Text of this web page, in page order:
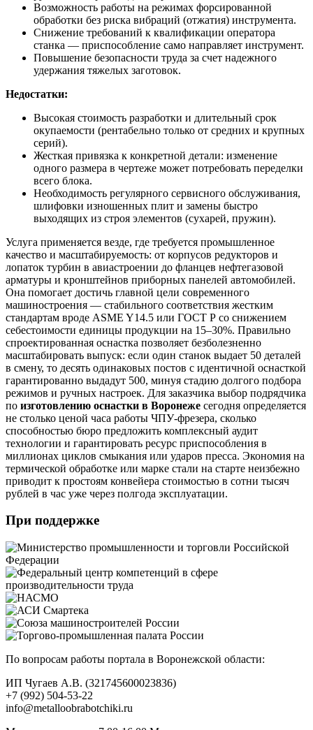
Возможность работы на режимах форсированной
обработки без риска вибраций (отжатия) инструмента.
Снижение требований к квалификации оператора
станка — приспособление само направляет инструмент.
Повышение безопасности труда за счет надежного
удержания тяжелых заготовок.
Недостатки:
Высокая стоимость разработки и длительный срок
окупаемости (рентабельно только от средних и крупных
серий).
Жесткая привязка к конкретной детали: изменение
одного размера в чертеже может потребовать переделки
всего блока.
Необходимость регулярного сервисного обслуживания,
шлифовки изношенных плит и замены быстро
выходящих из строя элементов (сухарей, пружин).
Услуга применяется везде, где требуется промышленное
качество и масштабируемость: от корпусов редукторов и
лопаток турбин в авиастроении до фланцев нефтегазовой
арматуры и кронштейнов приборных панелей автомобилей.
Она помогает достичь главной цели современного
машиностроения — стабильного соответствия жестким
стандартам вроде ASME Y14.5 или ГОСТ Р со снижением
себестоимости единицы продукции на 15–30%. Правильно
спроектированная оснастка позволяет безболезненно
масштабировать выпуск: если один станок выдает 50 деталей
в смену, то десять одинаковых постов с идентичной оснасткой
гарантированно выдадут 500, минуя стадию долгого подбора
режимов и ручных настроек. Для заказчика выбор подрядчика
по изготовлению оснастки в Воронеже сегодня определяется
не столько ценой часа работы ЧПУ-фрезера, сколько
способностью бюро предложить комплексный аудит
технологии и гарантировать ресурс приспособления в
миллионах циклов смыкания или ударов пресса. Экономия на
термической обработке или марке стали на старте неизбежно
приводит к простоям конвейера стоимостью в сотни тысяч
рублей в час уже через полгода эксплуатации.
При поддержке
По вопросам работы портала в Воронежской области:
ИП Чугаев А.В. (321745600023836)
+7 (992) 504-53-22
info@metalloobrabotchiki.ru